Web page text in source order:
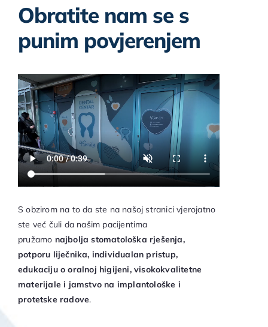
Obratite nam se s
punim povjerenjem
S obzirom na to da ste na našoj stranici vjerojatno
ste već čuli da našim pacijentima
pružamo najbolja stomatološka rješenja,
potporu liječnika, individualan pristup,
edukaciju o oralnoj higijeni, visokokvalitetne
materijale i jamstvo na implantološke i
protetske radove.